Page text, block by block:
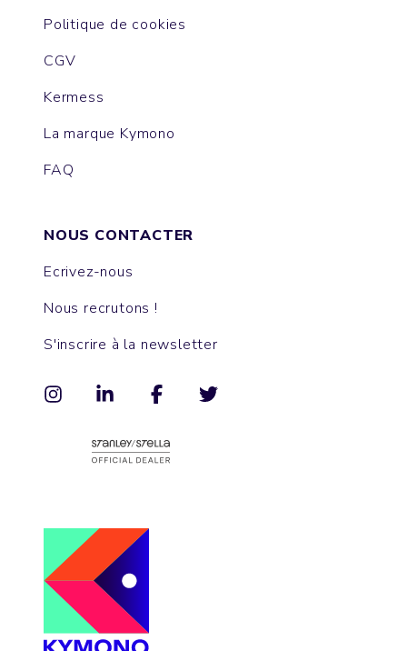
Politique de cookies
CGV
Kermess
La marque Kymono
FAQ
NOUS CONTACTER
Ecrivez-nous
Nous recrutons !
S'inscrire à la newsletter